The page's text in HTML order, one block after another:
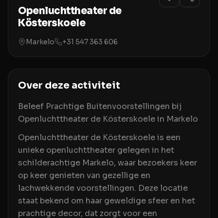
Openluchttheater de
Kösterskoele
Markelo +31 547 363 606
Over deze activiteit
Beleef Prachtige Buitenvoorstellingen bij
Openluchttheater de Kösterskoele in Markelo
Openluchttheater de Kösterskoele is een
unieke openluchttheater gelegen in het
schilderachtige Markelo, waar bezoekers keer
op keer genieten van gezellige en
lachwekkende voorstellingen. Deze locatie
staat bekend om haar geweldige sfeer en het
prachtige decor, dat zorgt voor een